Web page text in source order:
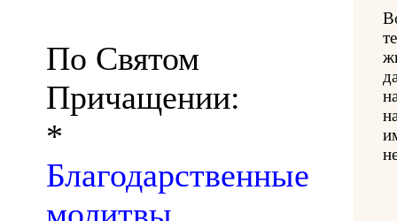
По Святом
Причащении:
*
Благодарственные